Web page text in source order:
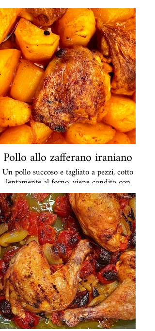
Holstein (bovini al pascolo) viene cotta
lentamente e delicatamente con pomodori
biologici, peperoncino, fagioli Kideny e
mais. Non è così caldo come sembra, ma
non è nemmeno per i deboli.
€ 19 a porzione
Disponibile su ordinazione anche da me
in vetro da 440 lm. Spedizione o
consegna.
Pollo allo zafferano iraniano
Un pollo succoso e tagliato a pezzi, cotto
lentamente al forno, viene condito con
limone, zafferano e patate. Il sapore
intenso del limone si ritrova in tutti gli
ingredienti.
A porzione € 32